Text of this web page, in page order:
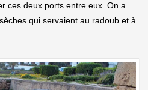
ces deux ports entre eux. On a
qui servaient au radoub et à